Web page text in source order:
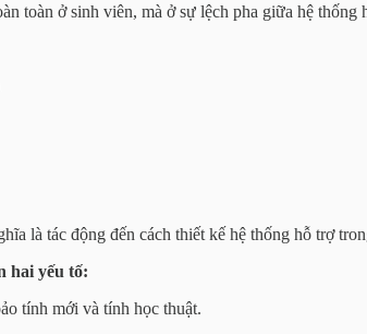
toàn ở sinh viên, mà ở sự lệch pha giữa hệ thống
là tác động đến cách thiết kế hệ thống hỗ trợ
hai yếu tố:
tính mới và tính học thuật.